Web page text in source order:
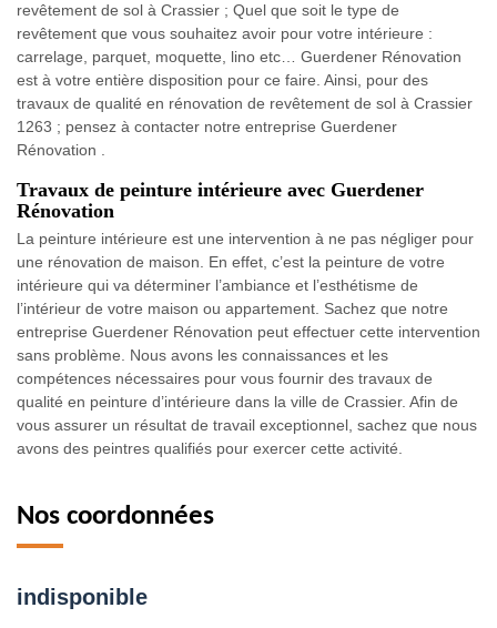
revêtement de sol à Crassier ; Quel que soit le type de
revêtement que vous souhaitez avoir pour votre intérieure :
carrelage, parquet, moquette, lino etc… Guerdener Rénovation
est à votre entière disposition pour ce faire. Ainsi, pour des
travaux de qualité en rénovation de revêtement de sol à Crassier
1263 ; pensez à contacter notre entreprise Guerdener
Rénovation .
Travaux de peinture intérieure avec Guerdener
Rénovation
La peinture intérieure est une intervention à ne pas négliger pour
une rénovation de maison. En effet, c’est la peinture de votre
intérieure qui va déterminer l’ambiance et l’esthétisme de
l’intérieur de votre maison ou appartement. Sachez que notre
entreprise Guerdener Rénovation peut effectuer cette intervention
sans problème. Nous avons les connaissances et les
compétences nécessaires pour vous fournir des travaux de
qualité en peinture d’intérieure dans la ville de Crassier. Afin de
vous assurer un résultat de travail exceptionnel, sachez que nous
avons des peintres qualifiés pour exercer cette activité.
Nos coordonnées
indisponible